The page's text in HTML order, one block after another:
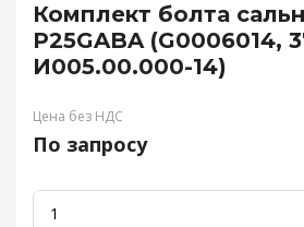
Комплект болта
P25GABA (G0006014,
И005.00.000-14)
Цена без НДС
По запросу